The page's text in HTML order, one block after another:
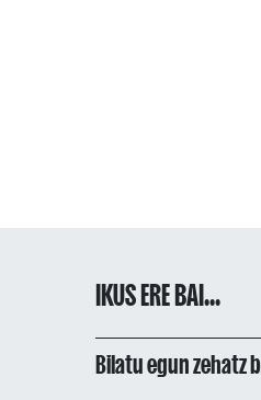
IKUS ERE BAI...
Bilatu egun